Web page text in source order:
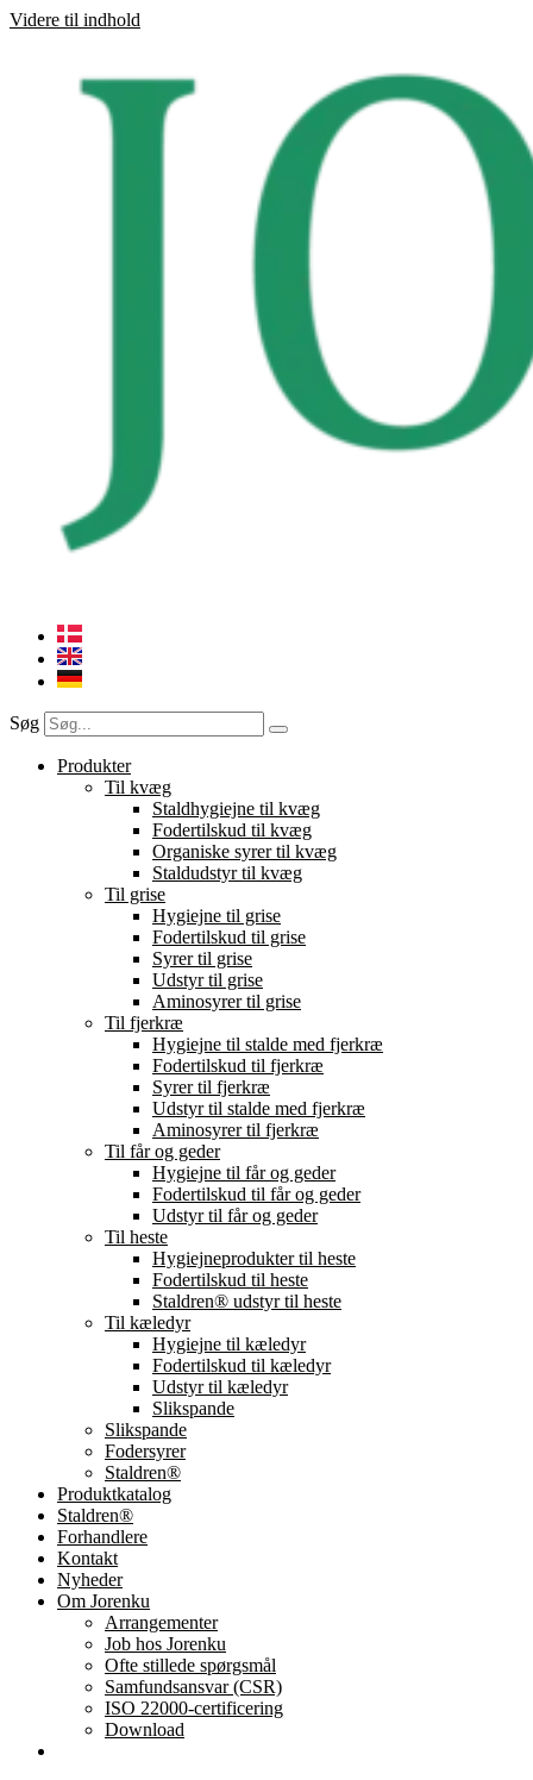
Videre til indhold
Søg
Produkter
Til kvæg
Staldhygiejne til kvæg
Fodertilskud til kvæg
Organiske syrer til kvæg
Staldudstyr til kvæg
Til grise
Hygiejne til grise
Fodertilskud til grise
Syrer til grise
Udstyr til grise
Aminosyrer til grise
Til fjerkræ
Hygiejne til stalde med fjerkræ
Fodertilskud til fjerkræ
Syrer til fjerkræ
Udstyr til stalde med fjerkræ
Aminosyrer til fjerkræ
Til får og geder
Hygiejne til får og geder
Fodertilskud til får og geder
Udstyr til får og geder
Til heste
Hygiejneprodukter til heste
Fodertilskud til heste
Staldren® udstyr til heste
Til kæledyr
Hygiejne til kæledyr
Fodertilskud til kæledyr
Udstyr til kæledyr
Slikspande
Slikspande
Fodersyrer
Staldren®
Produktkatalog
Staldren®
Forhandlere
Kontakt
Nyheder
Om Jorenku
Arrangementer
Job hos Jorenku
Ofte stillede spørgsmål
Samfundsansvar (CSR)
ISO 22000-certificering
Download